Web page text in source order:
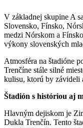
V základnej skupine A
Slovensko, Fínsko,
medzi Nórskom a
výkony slovenských
Atmosféra na štadióne
Trenčíne stále silné
kulisu, ktorú by závideli
Štadión s históriou aj
Hlavným dejiskom je
Dukla Trenčín. Tento